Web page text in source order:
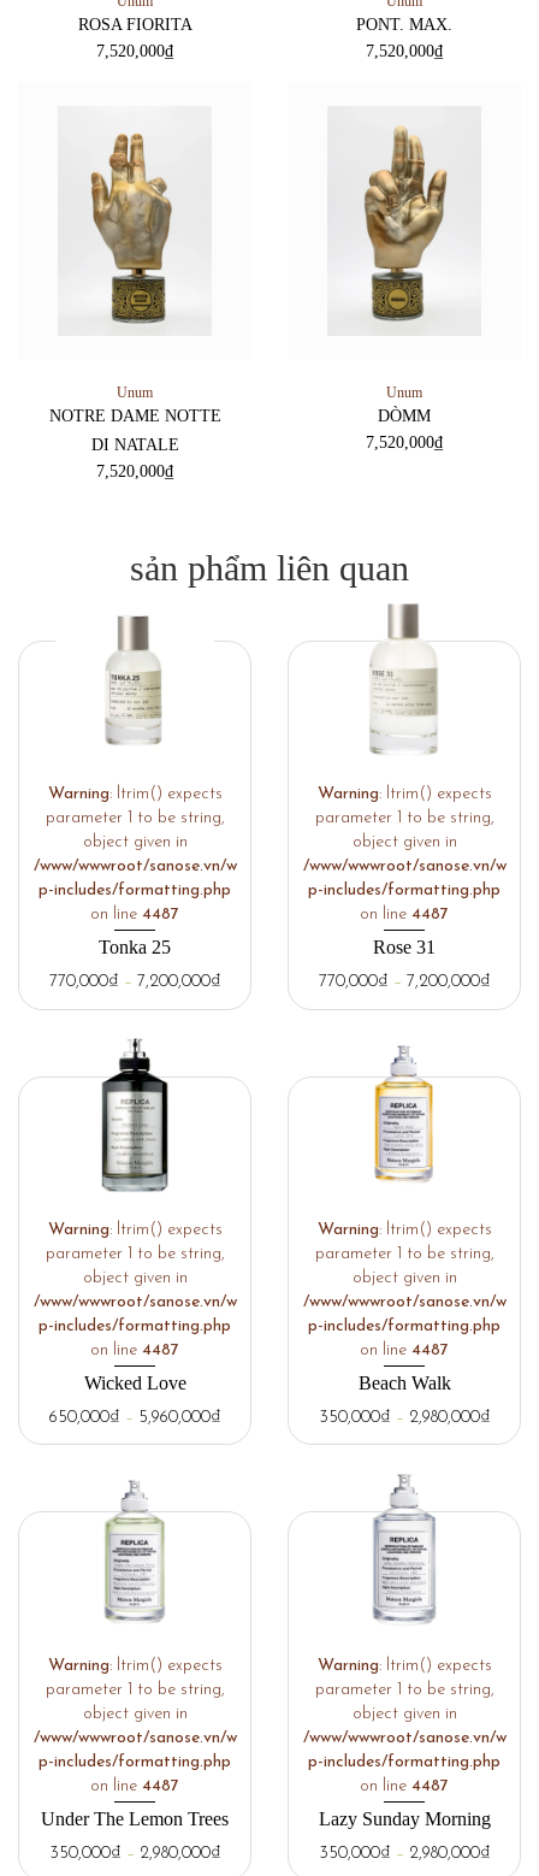
ROSA FIORITA
7,520,000₫
PONT. MAX.
7,520,000₫
Unum
NOTRE DAME NOTTE
DI NATALE
7,520,000₫
Unum
DÒMM
7,520,000₫
sản phẩm liên quan
Warning: ltrim() expects
parameter 1 to be string,
object given in
/www/wwwroot/sanose.vn/w
p-includes/formatting.php
on line 4487
Tonka 25
770,000₫ – 7,200,000₫
Warning: ltrim() expects
parameter 1 to be string,
object given in
/www/wwwroot/sanose.vn/w
p-includes/formatting.php
on line 4487
Rose 31
770,000₫ – 7,200,000₫
Warning: ltrim() expects
parameter 1 to be string,
object given in
/www/wwwroot/sanose.vn/w
p-includes/formatting.php
on line 4487
Wicked Love
650,000₫ – 5,960,000₫
Warning: ltrim() expects
parameter 1 to be string,
object given in
/www/wwwroot/sanose.vn/w
p-includes/formatting.php
on line 4487
Beach Walk
350,000₫ – 2,980,000₫
Warning: ltrim() expects
parameter 1 to be string,
object given in
/www/wwwroot/sanose.vn/w
p-includes/formatting.php
on line 4487
Under The Lemon Trees
350,000₫ – 2,980,000₫
Warning: ltrim() expects
parameter 1 to be string,
object given in
/www/wwwroot/sanose.vn/w
p-includes/formatting.php
on line 4487
Lazy Sunday Morning
350,000₫ – 2,980,000₫